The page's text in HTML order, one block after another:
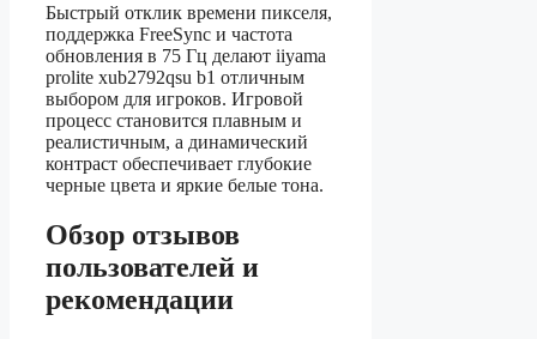
Быстрый отклик времени пикселя,
поддержка FreeSync и частота
обновления в 75 Гц делают iiyama
prolite xub2792qsu b1 отличным
выбором для игроков. Игровой
процесс становится плавным и
реалистичным, а динамический
контраст обеспечивает глубокие
черные цвета и яркие белые тона.
Обзор отзывов
пользователей и
рекомендации